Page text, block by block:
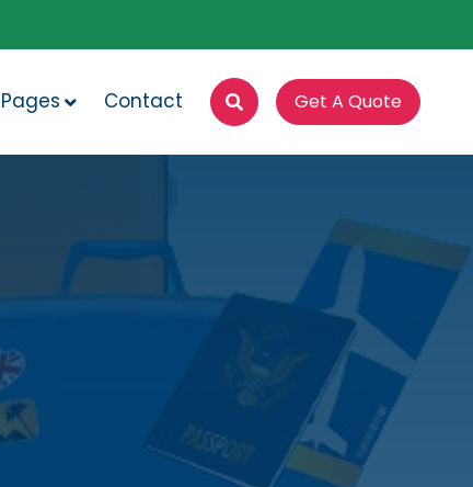
Pages Contact Get A Quote